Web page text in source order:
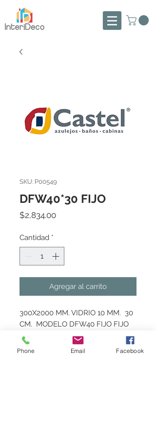
SKU: P00549
DFW40*30 FIJO
$2,834.00Precio
Cantidad *
Agregar al carrito
300X2000 MM. VIDRIO 10 MM.  30
CM.  MODELO DFW40 FIJO FIJO
CON PERFIL DE ALUMINIO
EXPANDIBLE VIDRIOS
Phone Email Facebook